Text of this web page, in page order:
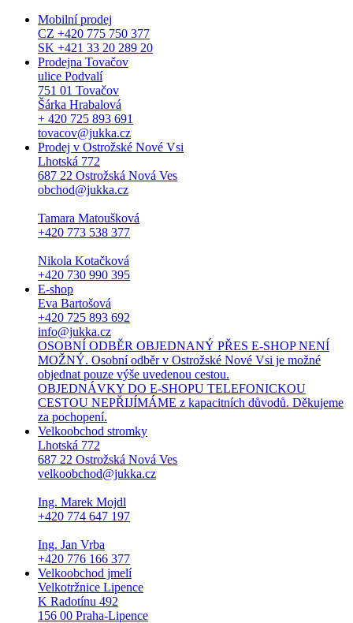
Mobilní prodej
CZ +420 775 750 377
SK +421 33 20 289 20
Prodejna Tovačov
ulice Podvalí
751 01 Tovačov
Šárka Hrabalová
+ 420 725 893 691
tovacov@jukka.cz
Prodej v Ostrožské Nové Vsi
Lhotská 772
687 22 Ostrožská Nová Ves
obchod@jukka.cz
Tamara Matoušková
+420 773 538 377
Nikola Kotačková
+420 730 990 395
E-shop
Eva Bartošová
+420 725 893 692
info@jukka.cz
OSOBNÍ ODBĚR OBJEDNANÝ PŘES E-SHOP NENÍ
MOŽNÝ. Osobní odběr v Ostrožské Nové Vsi je možné
objednat pouze výše uvedenou cestou.
OBJEDNÁVKY DO E-SHOPU TELEFONICKOU
CESTOU NEPŘIJÍMÁME z kapacitních důvodů. Děkujeme
za pochopení.
Velkoobchod stromky
Lhotská 772
687 22 Ostrožská Nová Ves
velkoobchod@jukka.cz
Ing. Marek Mojdl
+420 774 647 197
Ing. Jan Vrba
+420 776 166 377
Velkoobchod jmelí
Velkotržnice Lipence
K Radotínu 492
156 00 Praha-Lipence